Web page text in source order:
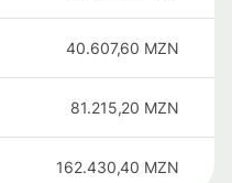
40.607,60 MZN
81.215,20 MZN
162.430,40 MZN